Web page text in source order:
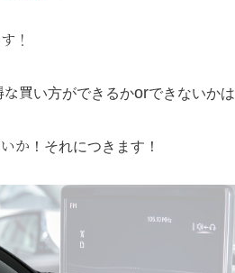
！
買い方ができるかorできないかは
か ！それにつきます！